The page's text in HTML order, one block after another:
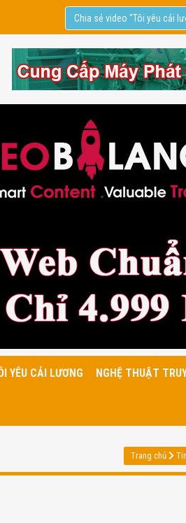
Chia sẻ video "Tôi yêu cải
YÊU CẢI LƯƠNG NGHỆ THUẬT
Trang chủ